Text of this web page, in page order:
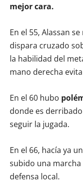
mejor cara.
En el 55, Alassan
dispara cruzado
la habilidad del
mano derecha
En el 60 hubo
donde es
seguir la jugada.
En el 66, hacía ya
subido una
defensa local.